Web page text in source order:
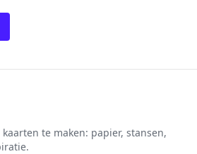
te maken: papier, stansen,